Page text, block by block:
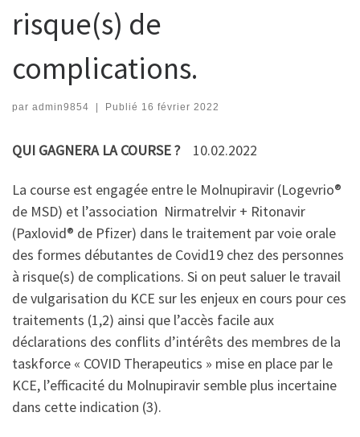
risque(s) de
complications.
par admin9854 Publié 16 février 2022
QUI GAGNERA LA COURSE ?10.02.2022
La course est engagée entre le Molnupiravir (Logevrio®
de MSD) et l’association Nirmatrelvir + Ritonavir
(Paxlovid® de Pfizer) dans le traitement par voie orale
des formes débutantes de Covid19 chez des personnes
à risque(s) de complications. Si on peut saluer le travail
de vulgarisation du KCE sur les enjeux en cours pour ces
traitements (1,2) ainsi que l’accès facile aux
déclarations des conflits d’intérêts des membres de la
taskforce « COVID Therapeutics » mise en place par le
KCE, l’efficacité du Molnupiravir semble plus incertaine
dans cette indication (3).